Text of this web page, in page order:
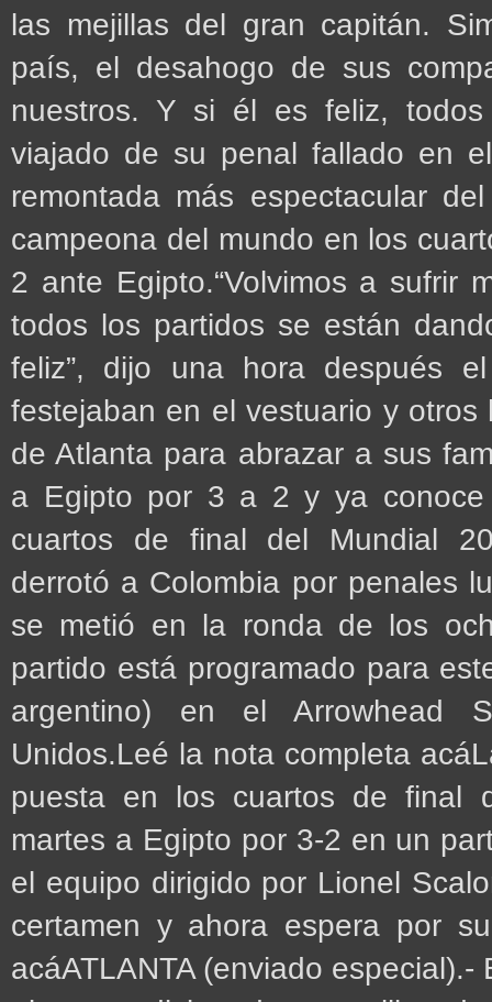
las mejillas del gran capitán.
país, el desahogo de sus
nuestros. Y si él es feliz,
viajado de su penal fallado en
remontada más espectacular
campeona del mundo en los
2 ante Egipto.“Volvimos a sufrir
todos los partidos se están
feliz”, dijo una hora después
festejaban en el vestuario y
de Atlanta para abrazar a sus
a Egipto por 3 a 2 y ya
cuartos de final del Mundial
derrotó a Colombia por penales
se metió en la ronda de los
partido está programado para
argentino) en el Arrowhead
Unidos.Leé la nota completa
puesta en los cuartos de final
martes a Egipto por 3-2 en un
el equipo dirigido por Lionel
certamen y ahora espera por
acáATLANTA (enviado